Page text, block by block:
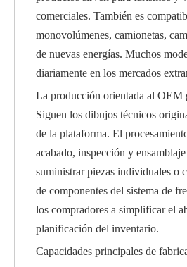
comerciales. También es
monovolúmenes, camionetas,
de nuevas energías. Muchos
diariamente en los mercados
La producción orientada al OEM
Siguen los dibujos técnicos
de la plataforma. El
acabado, inspección y
suministrar piezas individuales o
de componentes del sistema de
los compradores a simplificar el
planificación del inventario.
Capacidades principales de